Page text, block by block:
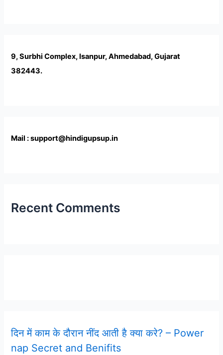
9, Surbhi Complex, Isanpur, Ahmedabad, Gujarat
382443.
Mail : support@hindigupsup.in
Recent Comments
दिन में काम के दौरान नींद आती है क्या करे? – Power
nap Secret and Benifits